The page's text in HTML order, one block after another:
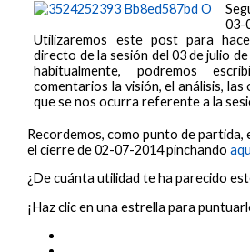
Utilizaremos este post para
directo de la sesión del 03 de julio
habitualmente, podremos
comentarios la visión, el análisis,
que se nos ocurra referente a la
Recordemos, como punto de partida,
el cierre de 02-07-2014 pinchando
¿De cuánta utilidad te ha parecido
¡Haz clic en una estrella para